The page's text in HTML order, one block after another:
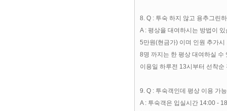
8. Q : 투숙 하지 않고 용추그린
A : 평상을 대여하시는 방법이
5만원(현금가) 이며 인원 추가
8명 까지는 한 평상 대여하실 수
이용일 하루전 13시부터 선착
9. Q : 투숙객인데 평상 이용 가
A : 투숙객은 입실시간 14:00 -